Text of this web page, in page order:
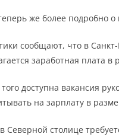
же более подробно о
сообщают, что в
заработная плата
доступна вакансия
на зарплату в
Северной столице